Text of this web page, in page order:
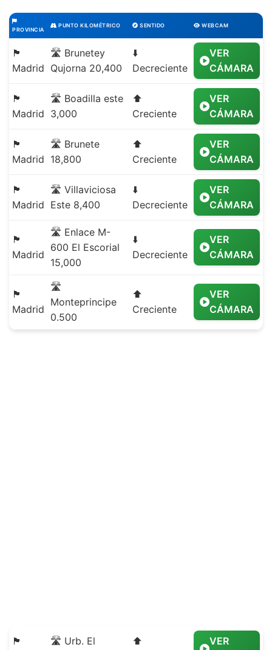
PROVINCIA
PUNTO KILOMÉTRICO SENTIDO WEBCAM
🏴
Madrid
🛣️ Brunetey
Qujorna 20,400
⬇️
Decreciente
VER
CÁMARA
🏴
Madrid
🛣️ Boadilla este
3,000
⬆️
Creciente
VER
CÁMARA
🏴
Madrid
🛣️ Brunete
18,800
⬆️
Creciente
VER
CÁMARA
🏴
Madrid
🛣️ Villaviciosa
Este 8,400
⬇️
Decreciente
VER
CÁMARA
🏴
Madrid
🛣️ Enlace M-
600 El Escorial
15,000
⬇️
Decreciente
VER
CÁMARA
🏴
Madrid
🛣️
Monteprincipe
0.500
⬆️
Creciente
VER
CÁMARA
🏴 🛣️ Urb. El ⬆️ VER